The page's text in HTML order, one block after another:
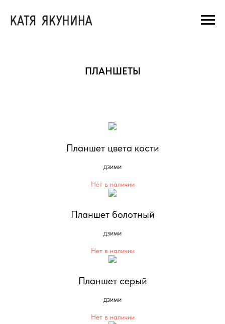
ПЛАНШЕТЫ
Планшет цвета кости
дзими
Нет в наличии
Планшет болотный
дзими
Нет в наличии
Планшет серый
дзими
Нет в наличии